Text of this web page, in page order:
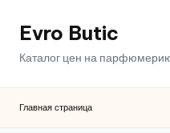
ПерейтиEvro Butic
Каталог цен на
Главная страница